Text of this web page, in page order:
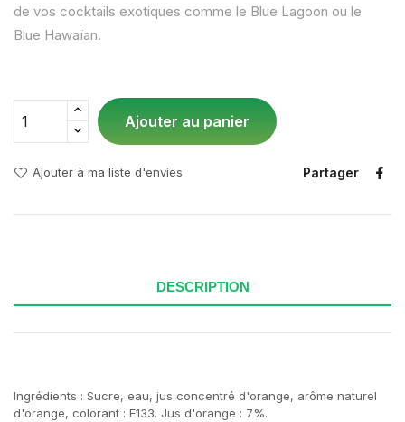
de vos cocktails exotiques comme le Blue Lagoon ou le
Blue Hawaïan.
Ajouter au panier
Ajouter à ma liste d'envies Partager
DESCRIPTION
Ingrédients : Sucre, eau, jus concentré d'orange, arôme naturel
d'orange, colorant : E133. Jus d'orange : 7%.